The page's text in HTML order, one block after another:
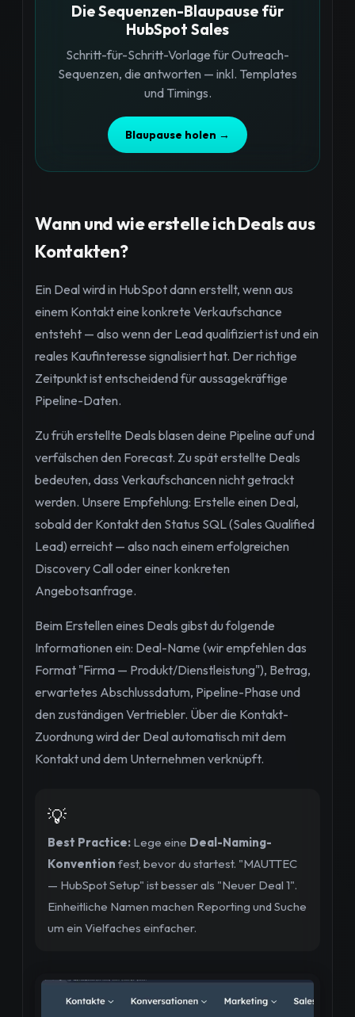
Die Sequenzen-Blaupause für
HubSpot Sales
Schritt-für-Schritt-Vorlage für Outreach-
Sequenzen, die antworten — inkl. Templates
und Timings.
Blaupause holen →
Wann und wie erstelle ich Deals aus
Kontakten?
Ein Deal wird in HubSpot dann erstellt, wenn aus
einem Kontakt eine konkrete Verkaufschance
entsteht — also wenn der Lead qualifiziert ist und ein
reales Kaufinteresse signalisiert hat. Der richtige
Zeitpunkt ist entscheidend für aussagekräftige
Pipeline-Daten.
Zu früh erstellte Deals blasen deine Pipeline auf und
verfälschen den Forecast. Zu spät erstellte Deals
bedeuten, dass Verkaufschancen nicht getrackt
werden. Unsere Empfehlung: Erstelle einen Deal,
sobald der Kontakt den Status SQL (Sales Qualified
Lead) erreicht — also nach einem erfolgreichen
Discovery Call oder einer konkreten
Angebotsanfrage.
Beim Erstellen eines Deals gibst du folgende
Informationen ein: Deal-Name (wir empfehlen das
Format "Firma — Produkt/Dienstleistung"), Betrag,
erwartetes Abschlussdatum, Pipeline-Phase und
den zuständigen Vertriebler. Über die Kontakt-
Zuordnung wird der Deal automatisch mit dem
Kontakt und dem Unternehmen verknüpft.
💡
Best Practice: Lege eine Deal-Naming-
Konvention fest, bevor du startest. "MAUTTEC
— HubSpot Setup" ist besser als "Neuer Deal 1".
Einheitliche Namen machen Reporting und Suche
um ein Vielfaches einfacher.